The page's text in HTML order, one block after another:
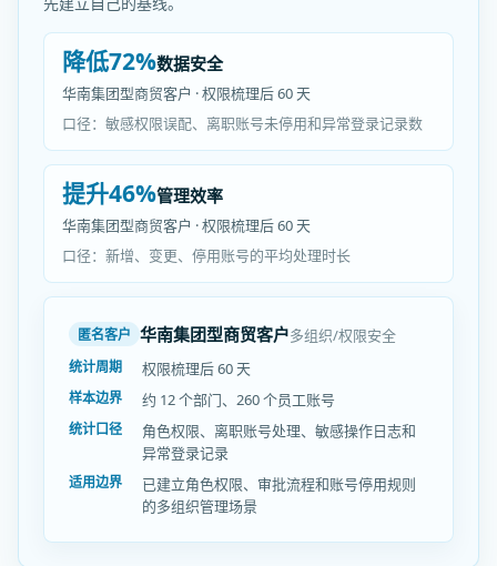
降低72%数据安全
华南集团型商贸客户 · 权限梳理后 60 天
口径：敏感权限误配、离职账号未停用和异常登录记录数
提升46%管理效率
华南集团型商贸客户 · 权限梳理后 60 天
口径：新增、变更、停用账号的平均处理时长
匿名客户 华南集团型商贸客户多组织/权限安全
统计周期 权限梳理后 60 天
样本边界 约 12 个部门、260 个员工账号
统计口径
角色权限、离职账号处理、敏感操作日志和
异常登录记录
适用边界
已建立角色权限、审批流程和账号停用规则
的多组织管理场景